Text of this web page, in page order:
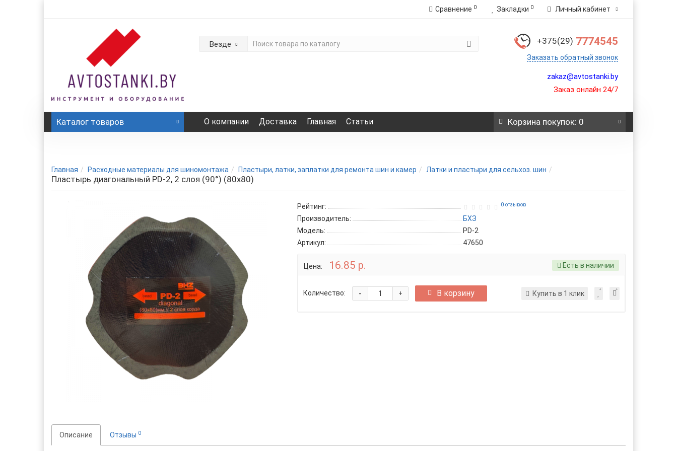
Сравнение 0 Закладки 0 Личный кабинет
Везде +375(29) 7774545
Заказать обратный звонок
zakaz@avtostanki.by
Заказ онлайн 24/7
Каталог товаров О компании Доставка Главная Статьи Корзинапокупок: 0
Главная Расходные материалы для шиномонтажа Пластыри, латки, заплатки для ремонта шин и камер Латки и пластыри для сельхоз. шин
Пластырь диагональный PD-2, 2 слоя (90°) (80x80)
Рейтинг: 0 отзывов
Производитель:
БХЗ
Модель:
PD-2
Артикул:
47650
Цена: 16.85 р. Есть в наличии
Количество: +
- В корзину Купить в 1 клик
Описание Отзывы 0